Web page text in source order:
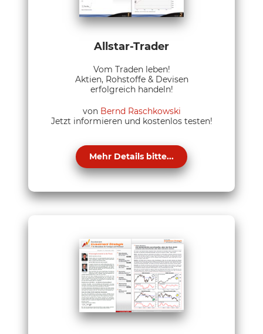
Allstar-Trader
Vom Traden leben!
Aktien, Rohstoffe & Devisen
erfolgreich handeln!
von Bernd Raschkowski
Jetzt informieren und kostenlos testen!
Mehr Details bitte...